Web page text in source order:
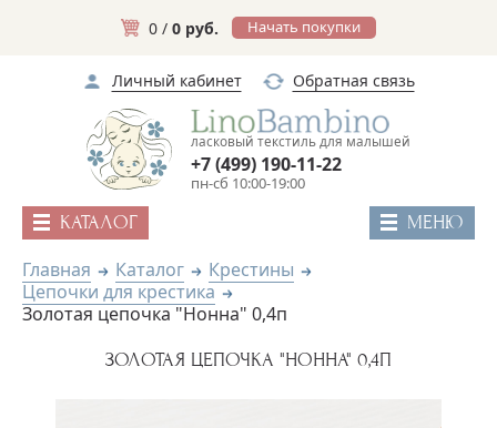
0 / 0 руб. Начать покупки
Личный кабинет Обратная связь
ласковый текстиль для малышей
пн-сб 10:00-19:00
+7 (499) 190-11-22
КАТАЛОГ МЕНЮ
Главная Каталог
Крестины
Цепочки для крестика
Золотая цепочка "Нонна" 0,4п
ЗОЛОТАЯ ЦЕПОЧКА "НОННА" 0,4П